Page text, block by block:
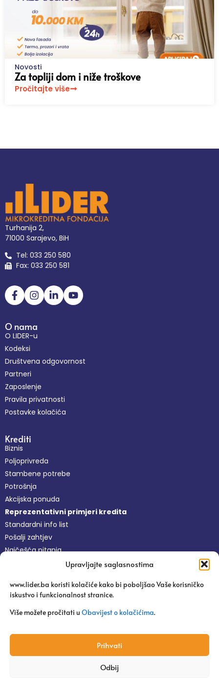
Upravljajte saglasnostima
www.lider.ba koristi kolačiće kako bi poboljšao Vaše korisničko
iskustvo i funkcionalnost stranice.
Više možete pročitati u Obavijest o kolačićima.
Prihvati
Odbij
Novosti
Za topliji dom i niže troškove
Pročitajte više
Turhanija 2,
71000 Sarajevo, BiH
Tel: 033 250 580
Fax: 033 250 581
O nama
O LIDER-u
Kodeksi
Društvena odgovornost
Partneri
Zaposlenje
Pravila privatnosti
Postavke kolačića
Krediti
Biznis
Poljoprivreda
Stambene potrebe
Potrošnja
Akcijska ponuda
Reprezentativni primjeri kredita
Standardni info list
Pošalji zahtjev
Najčešća pitanja
Besplatne usluge
Platforma Pravi Lider
Pitaj agronoma
Uspješne priče